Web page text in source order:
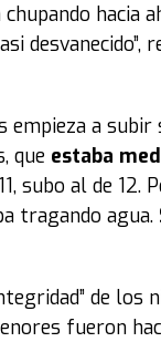
hacia
empieza a
que estaba
subo al de 12.
tragando agua.
de los
fueron